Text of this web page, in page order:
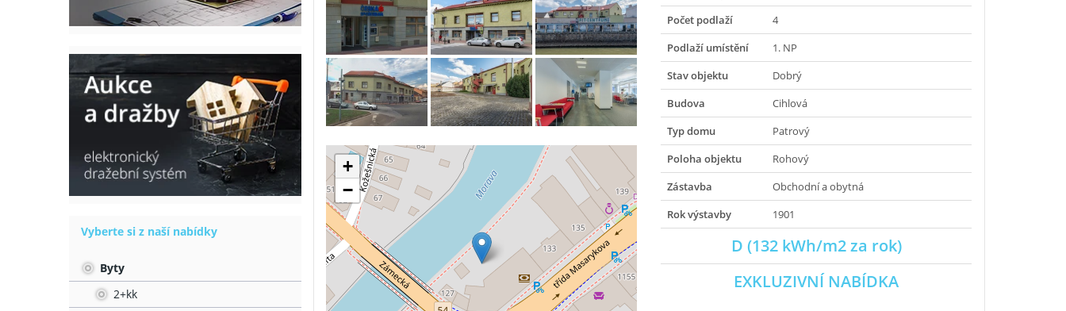
Vyberte si z naší nabídky
Byty
2+kk
+
−
Počet podlaží
4
Podlaží umístění
1. NP
Stav objektu
Dobrý
Budova
Cihlová
Typ domu
Patrový
Poloha objektu
Rohový
Zástavba
Obchodní a obytná
Rok výstavby
1901
D (132 kWh/m2 za rok)
EXKLUZIVNÍ NABÍDKA